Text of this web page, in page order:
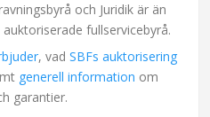
och Juridik är än
fullservicebyrå.
, vadSBFs auktorisering
generell information om
garantier.